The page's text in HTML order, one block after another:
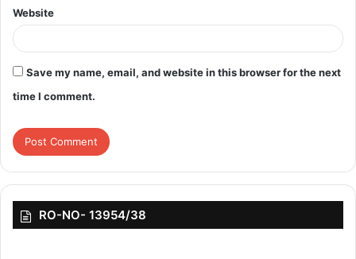
Website
Save my name, email, and website in this browser for the next
time I comment.
RO-NO- 13954/38